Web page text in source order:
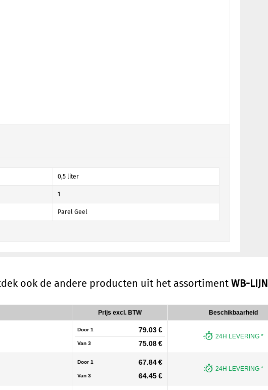
0,5 liter
1
Parel Geel
ook de andere producten uit het assortiment WB-LIJN
Prijs excl. BTW Beschikbaarheid
Door 1 79.03 €
Van 3 75.08 €
24H LEVERING *
Door 1 67.84 €
Van 3 64.45 €
24H LEVERING *